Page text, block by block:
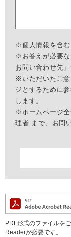
※個人情報を含む
※お答えが必要
お問い合わせ先
※いただいたご
ジとするために
します。
※ホームページ全
理者 まで、お問
PDF形式のファイルを
Readerが必要です。